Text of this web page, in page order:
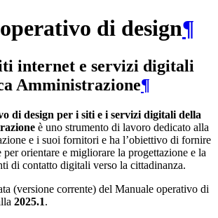
di design¶
internet e servizi digitali
Amministrazione¶
di design per i siti e i servizi digitali della
è uno strumento di lavoro dedicato alla
e i suoi fornitori e ha l’obiettivo di fornire
orientare e migliorare la progettazione e la
di contatto digitali verso la cittadinanza.
(versione corrente) del Manuale operativo di
2025.1.